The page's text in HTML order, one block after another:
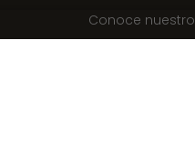
Conoce nuestro